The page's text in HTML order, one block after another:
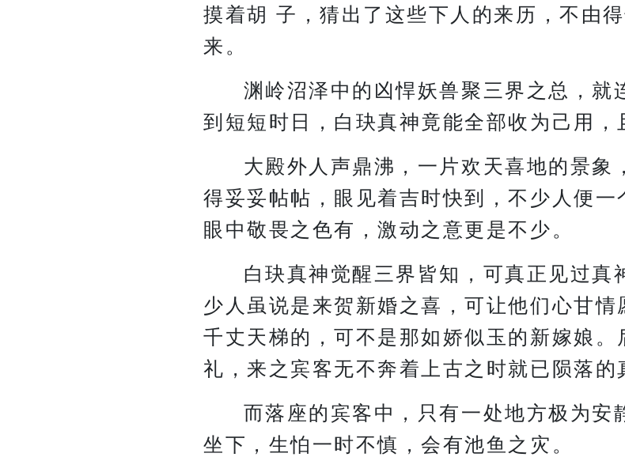
摸着胡 子，猜出了这些下人的来历，不由
来。
渊岭沼泽中的凶悍妖兽聚三界之总，就
到短短时日，白玦真神竟能全部收为己用，
大殿外人声鼎沸，一片欢天喜地的景象
得妥妥帖帖，眼见着吉时快到，不少人便一
眼中敬畏之色有，激动之意更是不少。
白玦真神觉醒三界皆知，可真正见过真
少人虽说是来贺新婚之喜，可让他们心甘
千丈天梯的，可不是那如娇似玉的新嫁娘
礼，来之宾客无不奔着上古之时就已陨落的
而落座的宾客中，只有一处地方极为安
坐下，生怕一时不慎，会有池鱼之灾。